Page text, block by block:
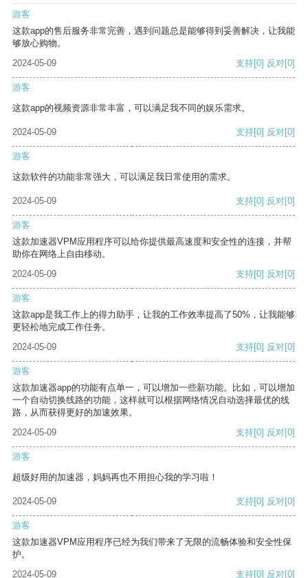
游客
这款app的售后服务非常完善，遇到问题总是能够得到妥善解决，让我能
够放心购物。
2024-05-09
支持[0] 反对[0]
游客
这款app的视频资源非常丰富，可以满足我不同的娱乐需求。
2024-05-09 支持[0] 反对[0]
游客
这款软件的功能非常强大，可以满足我日常使用的需求。
2024-05-09 支持[0] 反对[0]
游客
这款加速器VPM应用程序可以给你提供最高速度和安全性的连接，并帮
助你在网络上自由移动。
2024-05-09
支持[0] 反对[0]
游客
这款app是我工作上的得力助手，让我的工作效率提高了50%，让我能够
更轻松地完成工作任务。
2024-05-09
支持[0] 反对[0]
游客
这款加速器app的功能有点单一，可以增加一些新功能。比如，可以增加
一个自动切换线路的功能，这样就可以根据网络情况自动选择最优的线
路，从而获得更好的加速效果。
2024-05-09
支持[0] 反对[0]
游客
超级好用的加速器，妈妈再也不用担心我的学习啦！
2024-05-09 支持[0] 反对[0]
游客
这款加速器VPM应用程序已经为我们带来了无限的流畅体验和安全性保
护。
2024-05-09
支持[0] 反对[0]